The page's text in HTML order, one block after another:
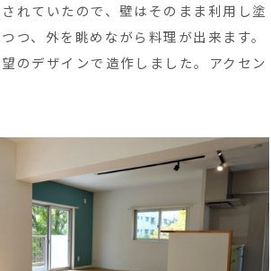
れていたので、壁はそのまま利用し塗
つ、外を眺めながら料理が出来ます。
のデザインで造作しました。アクセン